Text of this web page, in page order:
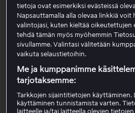
Ennen kuin aloitat
Varmista, että sinulla on pääsy
palveluntarjoajasi/
Näin rekisteröidyt
Siirrykumppaniasiakkaiden
Valitse kumppani, jonka
tietoja ovat esimerkiksi evästeissä
Napsauttamalla alla olevaa linkkiä voit
valintojasi, kuten kieltää oikeutettujen
tehdä tämän myös myöhemmin
sivullamme. Valintasi välitetään
vaikuta selaustietoihin.
Me ja kumppanimme
tarjotaksemme:
Tarkkojen sijaintitietojen käyttäminen.
käyttäminen tunnistamista varten.
laitteelle ja/tai laitteella olevien